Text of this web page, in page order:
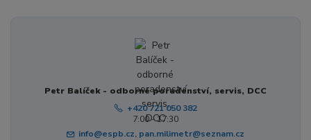
Petr Balíček - odborné poradenství, servis, DCC
+420 721 050 382
7:00 - 17:30
info@espb.cz, pan.milimetr@seznam.cz